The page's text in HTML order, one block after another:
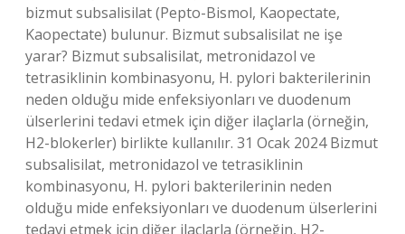
bizmut subsalisilat (Pepto-Bismol, Kaopectate,
Kaopectate) bulunur. Bizmut subsalisilat ne işe
yarar? Bizmut subsalisilat, metronidazol ve
tetrasiklinin kombinasyonu, H. pylori bakterilerinin
neden olduğu mide enfeksiyonları ve duodenum
ülserlerini tedavi etmek için diğer ilaçlarla (örneğin,
H2-blokerler) birlikte kullanılır. 31 Ocak 2024 Bizmut
subsalisilat, metronidazol ve tetrasiklinin
kombinasyonu, H. pylori bakterilerinin neden
olduğu mide enfeksiyonları ve duodenum ülserlerini
tedavi etmek için diğer ilaçlarla (örneğin, H2-